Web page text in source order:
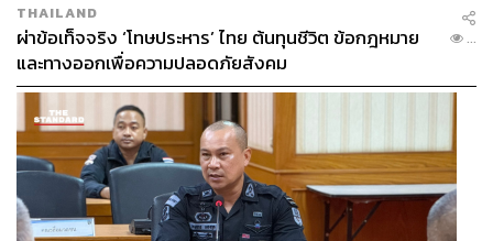
THAILAND
ผ่าข้อเท็จจริง ‘โทษประหาร’ ไทย ต้นทุนชีวิต ข้อกฎหมาย
และทางออกเพื่อความปลอดภัยสังคม
...